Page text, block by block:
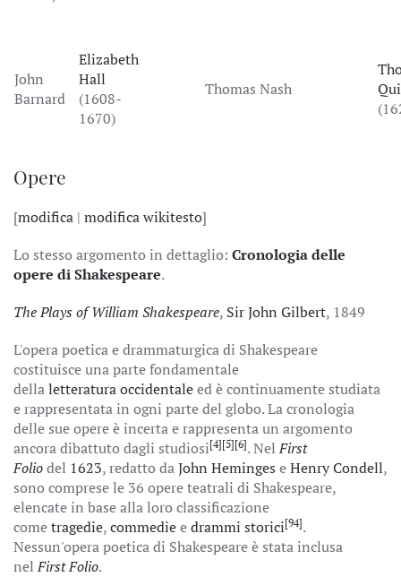
John
Barnard
Elizabeth
Hall
(1608-
1670)
Thomas Nash
Opere
[modifica | modifica wikitesto]
Lo stesso argomento in dettaglio: Cronologia delle
opere di Shakespeare.
The Plays of William Shakespeare, Sir John Gilbert, 1849
L'opera poetica e drammaturgica di Shakespeare
costituisce una parte fondamentale
dellaletteraturaoccidentaleed è continuamente studiata
e rappresentata in ogni parte del globo. La cronologia
delle sue opere è incerta e rappresenta un argomento
ancora dibattuto dagli studiosi[4][5][6]. NelFirst
Foliodel 1623, redatto daJohn Heminges eHenry Condell,
sono comprese le 36 opere teatrali di Shakespeare,
elencate in base alla loro classificazione
cometragedie,commedieedrammi storici[94].
Nessun'opera poetica di Shakespeare è stata inclusa
nelFirst Folio.